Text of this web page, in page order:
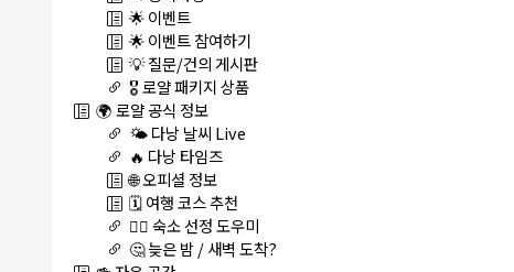
🌟 이벤트
🌟 이벤트 참여하기
💡 질문/건의 게시판
🎖️ 로얄 패키지 상품
🌍 로얄 공식 정보
🌤️ 다낭 날씨 Live
🔥 다낭 타임즈
🌐 오피셜 정보
🗓️ 여행 코스 추천
🏊‍♀️ 숙소 선정 도우미
🤔 늦은 밤 / 새벽 도착?